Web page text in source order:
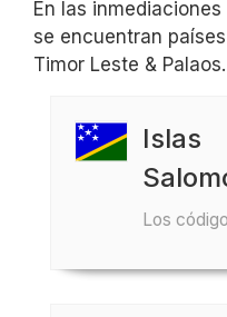
En las
se encuentran
Timor Leste & Palaos.
Islas
Los